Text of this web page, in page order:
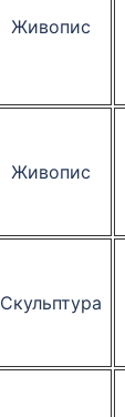
Живопис
Живопис
Скульптура